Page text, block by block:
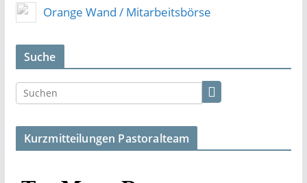
Orange Wand / Mitarbeitsbörse
Suche
Kurzmitteilungen Pastoralteam